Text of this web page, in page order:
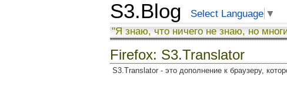
S3.Blog Select Language ▼
"Я знаю, что ничего не знаю, но
Firefox: S3.Translator
S3.Translator - это дополнение к браузеру,